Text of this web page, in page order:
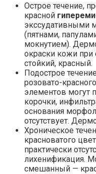
Острое течение,
красной
экссудативными
(пятнами,
мокнутием).
окраски кожи
стойкий, красный.
Подострое
розовато-
элементов могут
корочки,
основания
отсутствует.
Хроническое
красноватого
практически
лихенификация.
смешанный —